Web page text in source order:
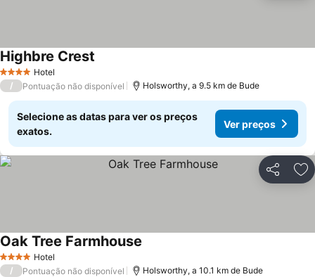
4 EstrelasHotel
Highbre Crest
/ Pontuação não disponível Holsworthy, a 9.5 km de Bude
Selecione as datas para ver os preços
exatos.
Ver preços
Partilhar
4 EstrelasHotel
Oak Tree Farmhouse
/ Pontuação não disponível Holsworthy, a 10.1 km de Bude